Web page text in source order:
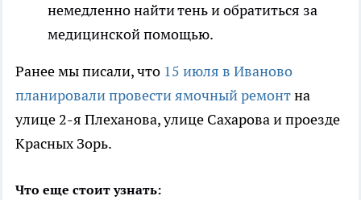
немедленно найти тень и обратиться за
медицинской помощью.
Ранее мы писали, что 15 июля в Иваново
планировали провести ямочный ремонтна
улице 2-я Плеханова, улице Сахарова и проезде
Красных Зорь.
Что еще стоит узнать: